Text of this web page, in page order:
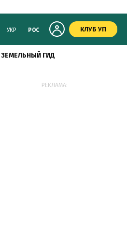
УКР РОС КЛУБ УП
ЗЕМЕЛЬНЫЙ ГИД
РЕКЛАМА: